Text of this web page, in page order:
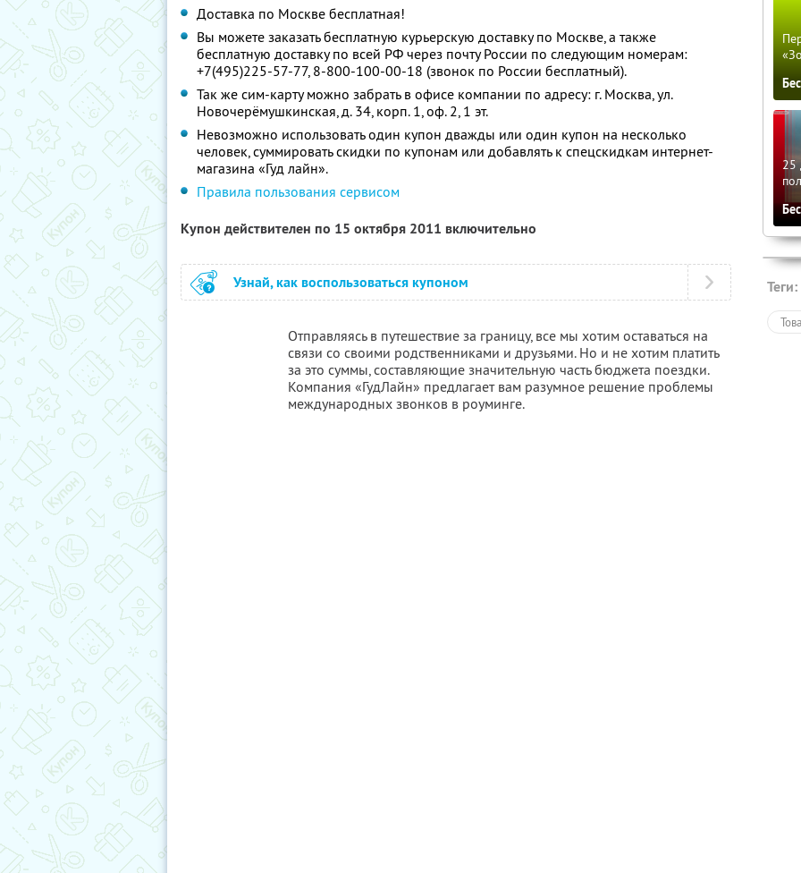
Доставка по Москве бесплатная!
Вы можете заказать бесплатную курьерскую доставку по Москве, а также
бесплатную доставку по всей РФ через почту России по следующим номерам:
+7(495)225-57-77, 8-800-100-00-18 (звонок по России бесплатный).
Так же сим-карту можно забрать в офисе компании по адресу: г. Москва, ул.
Новочерёмушкинская, д. 34, корп. 1, оф. 2, 1 эт.
Невозможно использовать один купон дважды или один купон на несколько
человек, суммировать скидки по купонам или добавлять к спецскидкам интернет-
магазина «Гуд лайн».
Правила пользования сервисом
Купон действителен по 15 октября 2011 включительно
Узнай, как воспользоваться купоном
Отправляясь в путешествие за границу, все мы хотим оставаться на
связи со своими родственниками и друзьями. Но и не хотим платить
за это суммы, составляющие значительную часть бюджета поездки.
Компания «ГудЛайн» предлагает вам разумное решение проблемы
международных звонков в роуминге.
25
Теги: